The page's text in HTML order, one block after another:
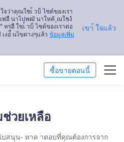
จว่าคุณใชเ้ วบ็ ไซต์ของเรา
เพ่อื นาไปพฒั นาใหค้ ุณใชง้
หรอื ใชเ้ วบ็ ไซต์ของเราต่อ
งอ่ื นไขต่างๆแล้ว ข้อมูลเพิ่ม
เขา้ ใจแล้ว
ซื้อขายตอนนี้
วยเหลือ
สนุน- หาค าตอบที่คุณต้องการจาก